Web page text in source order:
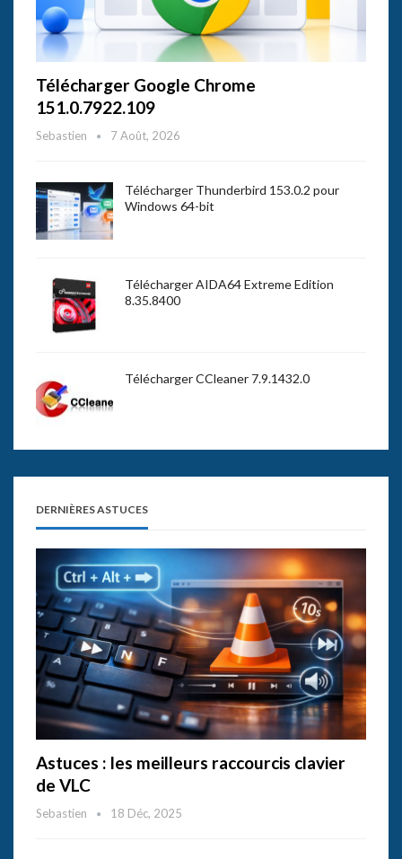
Télécharger Google Chrome
151.0.7922.109
Sebastien 7 Août, 2026
Télécharger Thunderbird 153.0.2 pour
Windows 64-bit
Télécharger AIDA64 Extreme Edition
8.35.8400
Télécharger CCleaner 7.9.1432.0
DERNIÈRES ASTUCES
Astuces : les meilleurs raccourcis clavier
de VLC
Sebastien 18 Déc, 2025